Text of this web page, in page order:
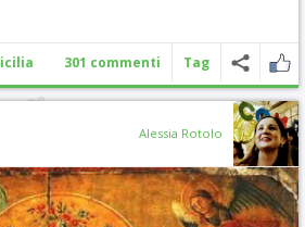
301 commenti Tag
Alessia Rotolo